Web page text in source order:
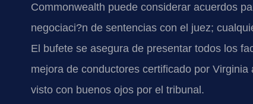
Commonwealth puede considerar acuerdos
negociaci?n de sentencias con el juez;
El bufete se asegura de presentar todos los
mejora de conductores certificado por
visto con buenos ojos por el tribunal.